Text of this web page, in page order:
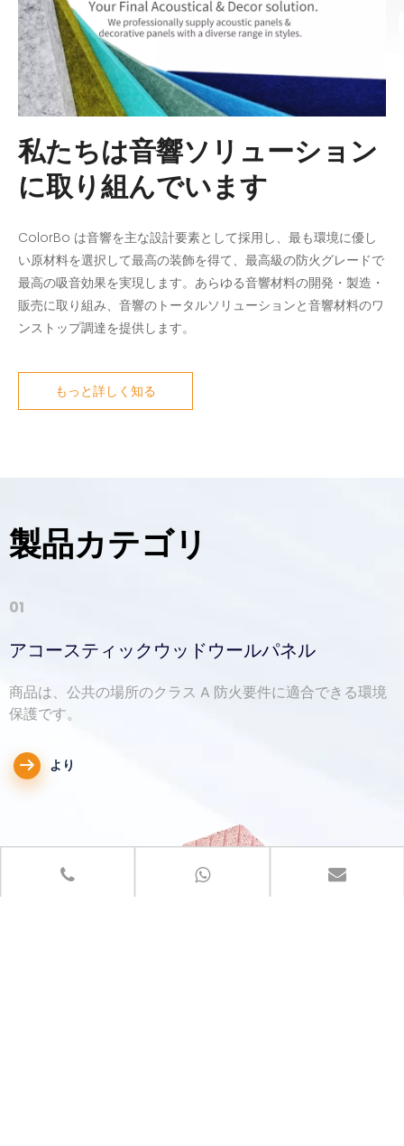
私たちは音響ソリューション
に取り組んでいます
ColorBo は音響を主な設計要素として採用し、最も環境に優し
い原材料を選択して最高の装飾を得て、最高級の防火グレードで
最高の吸音効果を実現します。あらゆる音響材料の開発・製造・
販売に取り組み、音響のトータルソリューションと音響材料のワ
ンストップ調達を提供します。
もっと詳しく知る
製品カテゴリ
01
アコースティックウッドウールパネル
商品は、公共の場所のクラス A 防火要件に適合できる環境
保護です。
より
02
音響ファブリックラップパネル
商品は、公共の場所のクラス A 防火要件に適合できる環境
保護です。
より
03
音響PETパネル
商品は、公共の場所のクラス A 防火要件に適合できる環境
保護です。
より
04
アコースティックウッドパネル
商品は、公共の場所のクラス A 防火要件に適合できる環境
保護です。
より
05
音響照明
商品は、公共の場所のクラス A 防火要件に適合できる環境
保護です。
より
06
音響家具
商品は、公共の場所のクラス A 防火要件に適合できる環境
保護です。
より